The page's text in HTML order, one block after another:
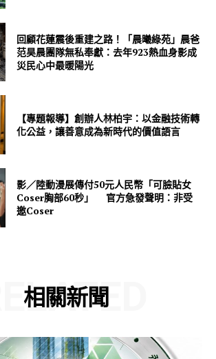
回顧花蓮震後重建之路！「晨曦綠苑」晨爸
范昊晨團隊無私奉獻：去年923熱血身影成
災民心中最暖陽光
【專題報導】創辦人林柏宇：以金融技術轉
化公益，讓善意成為新時代的價值語言
影／陸動漫展傳付50元人民幣「可臉貼女
Coser胸部60秒」 官方急發聲明：非受
邀Coser
相關新聞
RELATED